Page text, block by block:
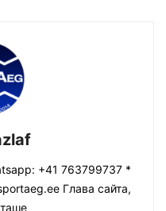
+41 763799737 *
Глава сайта,